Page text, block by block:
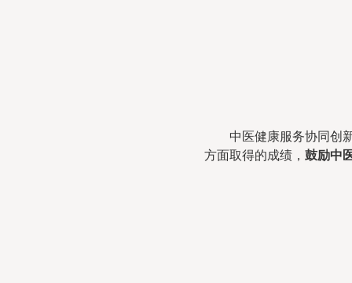
中医健康服务协同创
方面取得的成绩， 鼓励中